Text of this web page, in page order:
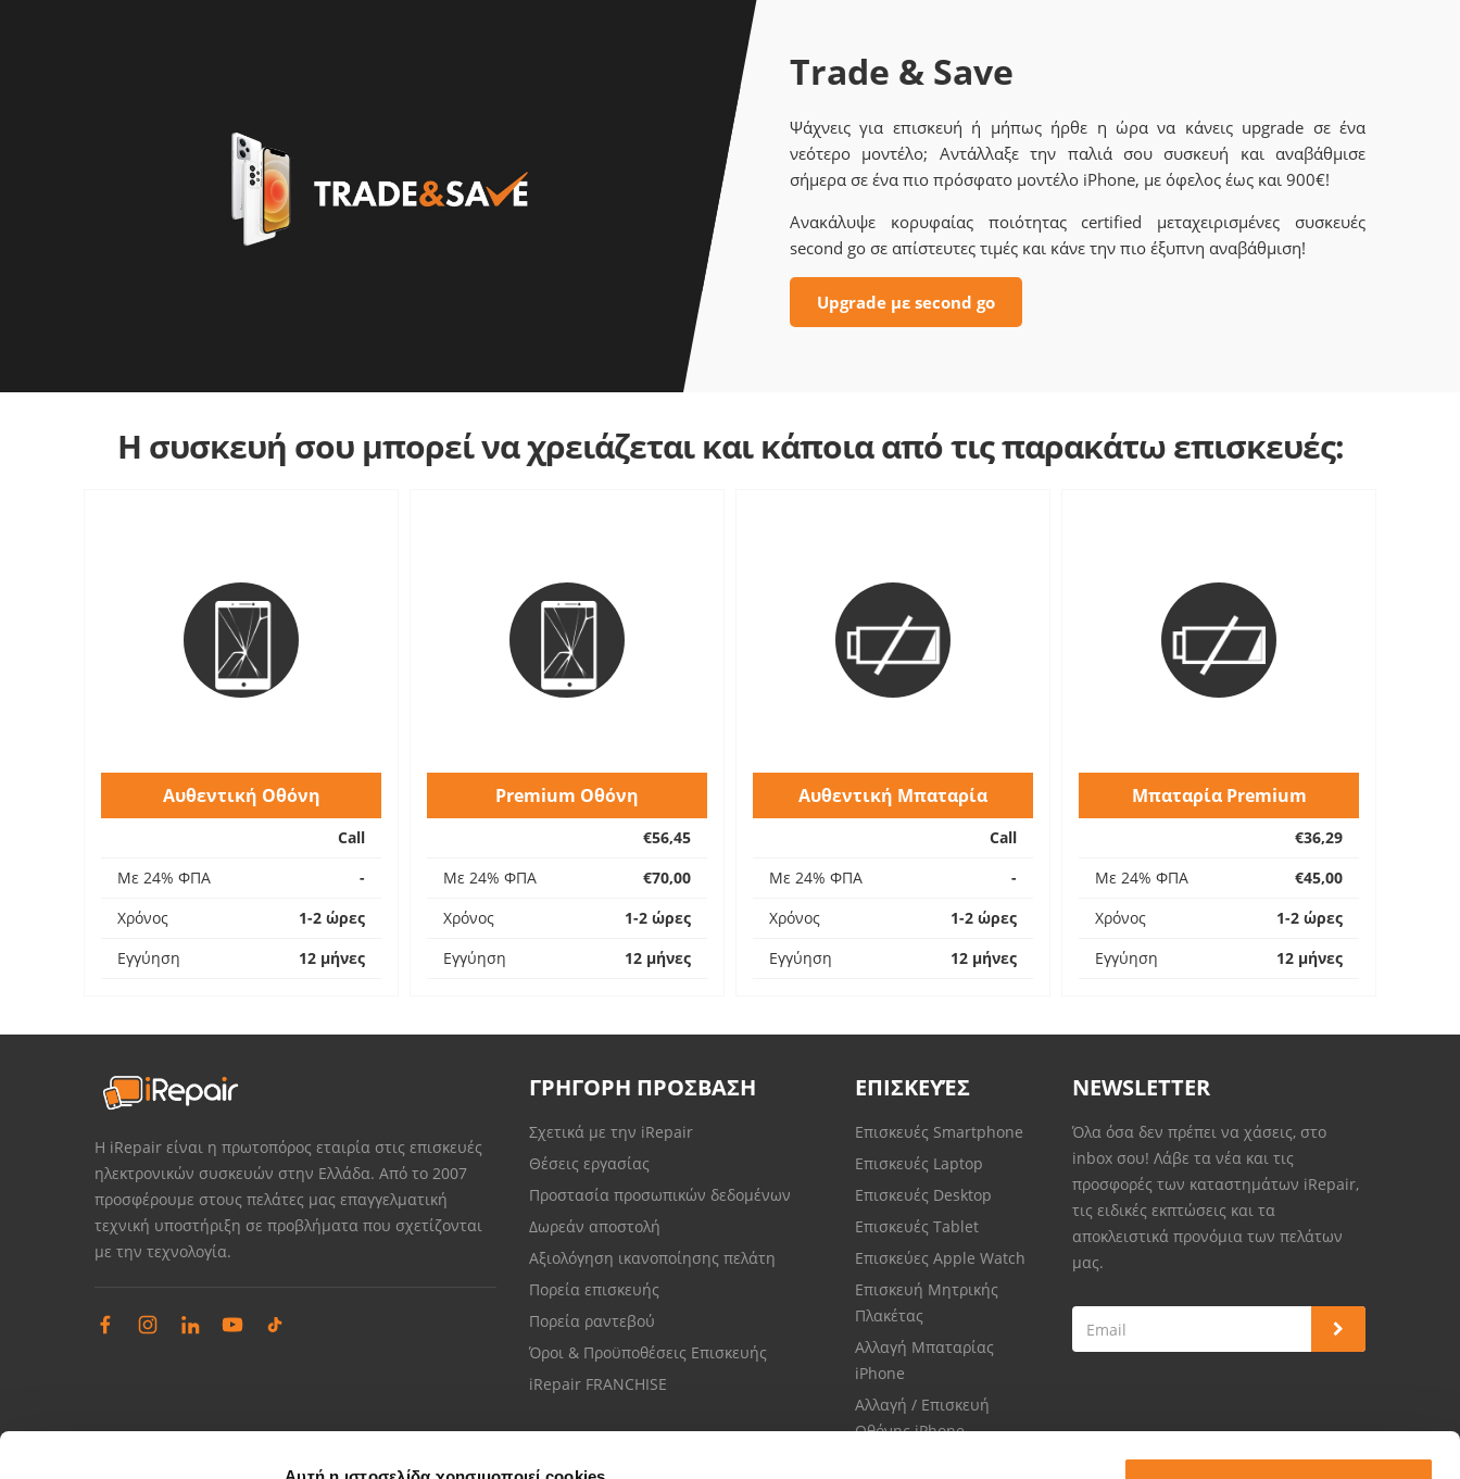
Trade & Save
Ψάχνεις για επισκευή ή μήπως ήρθε η ώρα να κάνεις upgrade σε ένα
νεότερο μοντέλο; Αντάλλαξε την παλιά σου συσκευή και αναβάθμισε
σήμερα σε ένα πιο πρόσφατο μοντέλο iPhone, με όφελος έως και 900€!
Ανακάλυψε κορυφαίας ποιότητας certified μεταχειρισμένες συσκευές
second go σε απίστευτες τιμές και κάνε την πιο έξυπνη αναβάθμιση!
Upgrade με second go
Η συσκευή σου μπορεί να χρειάζεται και κάποια από τις παρακάτω επισκευές:
Αυθεντική Οθόνη
Call
Με 24% ΦΠΑ
-
Χρόνος
1-2 ώρες
Εγγύηση
12 μήνες
Premium Οθόνη
€56,45
Με 24% ΦΠΑ
€70,00
Χρόνος
1-2 ώρες
Εγγύηση
12 μήνες
Αυθεντική Μπαταρία
Call
Με 24% ΦΠΑ
-
Χρόνος
1-2 ώρες
Εγγύηση
12 μήνες
Μπαταρία Premium
€36,29
Με 24% ΦΠΑ
€45,00
Χρόνος
1-2 ώρες
Εγγύηση
12 μήνες
Η iRepair είναι η πρωτοπόρος εταιρία στις επισκευές
ηλεκτρονικών συσκευών στην Ελλάδα. Από το 2007
προσφέρουμε στους πελάτες μας επαγγελματική
τεχνική υποστήριξη σε προβλήματα που σχετίζονται
με την τεχνολογία.
ΓΡΗΓΟΡΗ ΠΡΟΣΒΑΣΗ
Σχετικά με την iRepair
Θέσεις εργασίας
Προστασία προσωπικών δεδομένων
Δωρεάν αποστολή
Αξιολόγηση ικανοποίησης πελάτη
Πορεία επισκευής
Πορεία ραντεβού
Όροι & Προϋποθέσεις Επισκευής
iRepair FRANCHISE
ΕΠΙΣΚΕΥΈΣ
Επισκευές Smartphone
Επισκευές Laptop
Επισκευές Desktop
Επισκευές Tablet
Επισκεύες Apple Watch
Επισκευή Μητρικής
Πλακέτας
Αλλαγή Μπαταρίας
iPhone
Αλλαγή / Επισκευή
Οθόνης iPhone
NEWSLETTER
Όλα όσα δεν πρέπει να χάσεις, στο
inbox σου! Λάβε τα νέα και τις
προσφορές των καταστημάτων iRepair,
τις ειδικές εκπτώσεις και τα
αποκλειστικά προνόμια των πελάτων
μας.